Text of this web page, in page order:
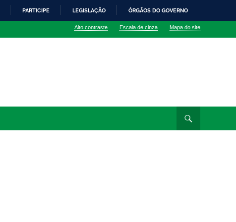
PARTICIPE LEGISLAÇÃO ÓRGÃOS DO GOVERNO
Alto contraste Escala de cinza Mapa do site